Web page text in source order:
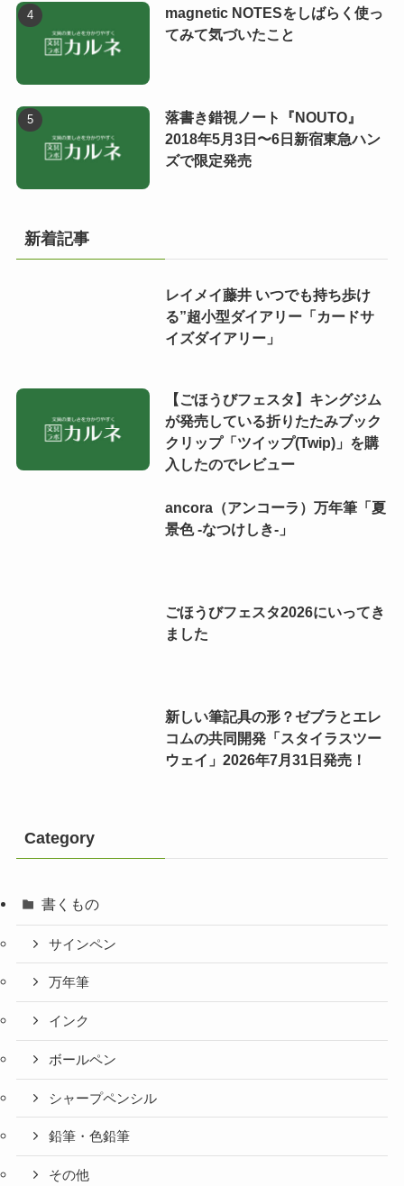
magnetic NOTESをしばらく使っ
てみて気づいたこと
落書き錯視ノート『NOUTO』
2018年5月3日〜6日新宿東急ハン
ズで限定発売
新着記事
レイメイ藤井 いつでも持ち歩け
る”超小型ダイアリー「カードサ
イズダイアリー」
【ごほうびフェスタ】キングジム
が発売している折りたたみブック
クリップ「ツイップ(Twip)」を購
入したのでレビュー
ancora（アンコーラ）万年筆「夏
景色 -なつけしき-」
ごほうびフェスタ2026にいってき
ました
新しい筆記具の形？ゼブラとエレ
コムの共同開発「スタイラスツー
ウェイ」2026年7月31日発売！
Category
書くもの
サインペン
万年筆
インク
ボールペン
シャープペンシル
鉛筆・色鉛筆
その他